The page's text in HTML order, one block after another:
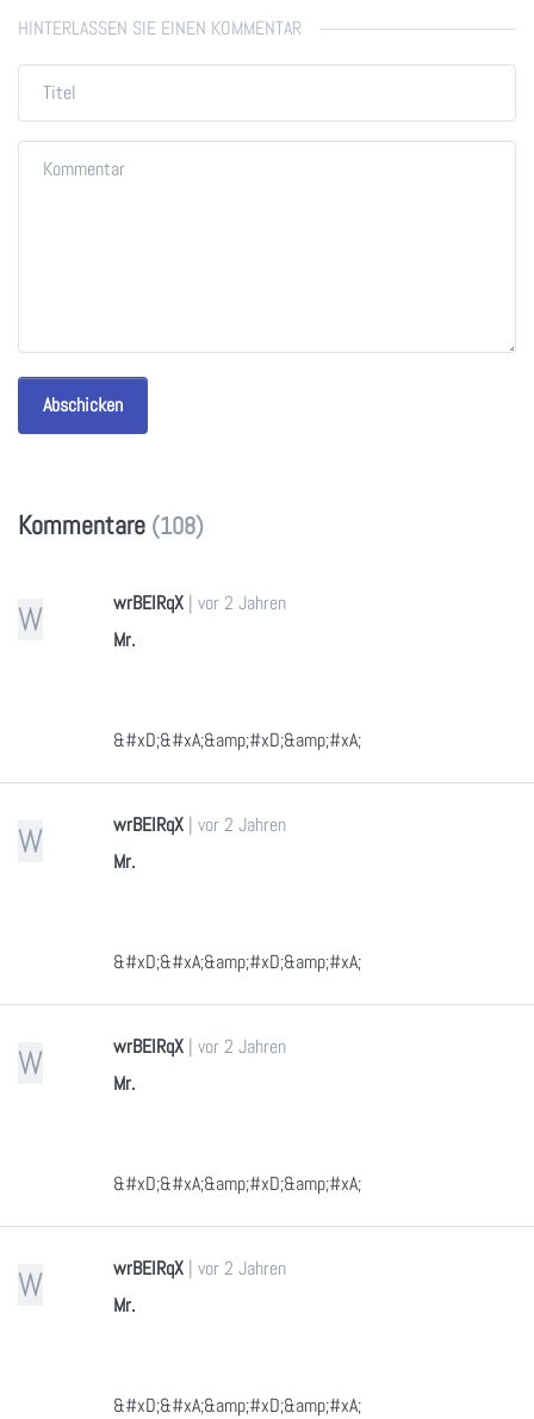
HINTERLASSEN SIE EINEN KOMMENTAR
Abschicken
Kommentare (108)
W wrBEIRqX | vor 2 Jahren
Mr.
&#xD;&#xA;&amp;#xD;&amp;#xA;
W wrBEIRqX | vor 2 Jahren
Mr.
&#xD;&#xA;&amp;#xD;&amp;#xA;
W wrBEIRqX | vor 2 Jahren
Mr.
&#xD;&#xA;&amp;#xD;&amp;#xA;
W wrBEIRqX | vor 2 Jahren
Mr.
&#xD;&#xA;&amp;#xD;&amp;#xA;